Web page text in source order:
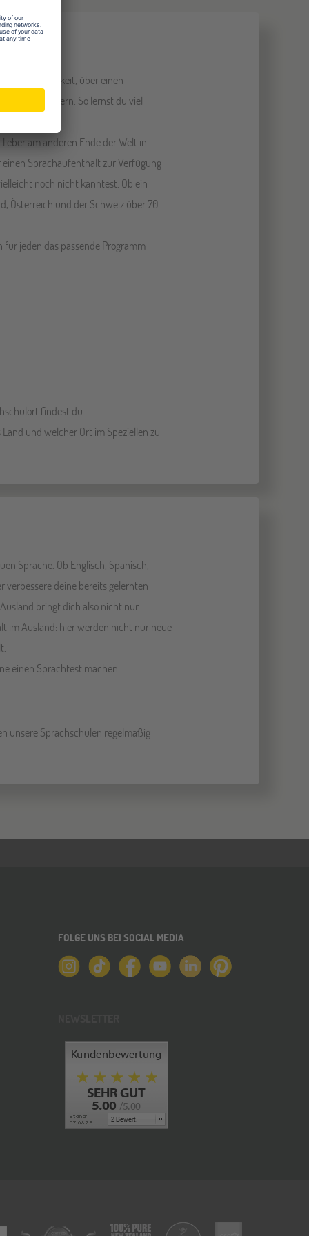
die Möglichkeit, über einen
zu verbessern. So lernst du viel
am anderen Ende der Welt in
einen Sprachaufenthalt zur Verfügung
noch nicht kanntest. Ob ein
Österreich und der Schweiz über 70
jeden das passende Programm
findest du
und welcher Ort im Speziellen zu
Sprache. Ob Englisch, Spanisch,
verbessere deine bereits gelernten
bringt dich also nicht nur
im Ausland: hier werden nicht nur neue
einen Sprachtest machen.
unsere Sprachschulen regelmäßig
FOLGE UNS BEI SOCIAL MEDIA